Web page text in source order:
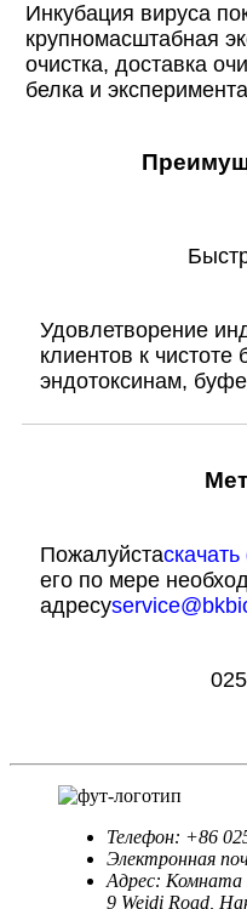
Инкубация вируса
крупномасштабная
очистка, доставка
белка и
Удовлетворение
клиентов к чистоте
эндотоксинам,
Пожалуйста
его по мере
адресу
Телефон: +86
Электронная
Адрес: Комната
9 Weidi Road,